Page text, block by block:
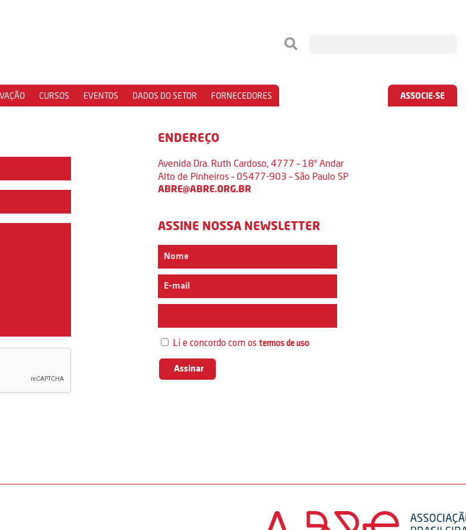
CURSOS EVENTOS DADOS DO SETOR FORNECEDORES ASSOCIE-SE
ENDEREÇO
Avenida Dra. Ruth Cardoso, 4777 – 18º Andar
Alto de Pinheiros – 05477-903 – São Paulo SP
ABRE@ABRE.ORG.BR
ASSINE NOSSA NEWSLETTER
Li e concordo com ostermos de uso